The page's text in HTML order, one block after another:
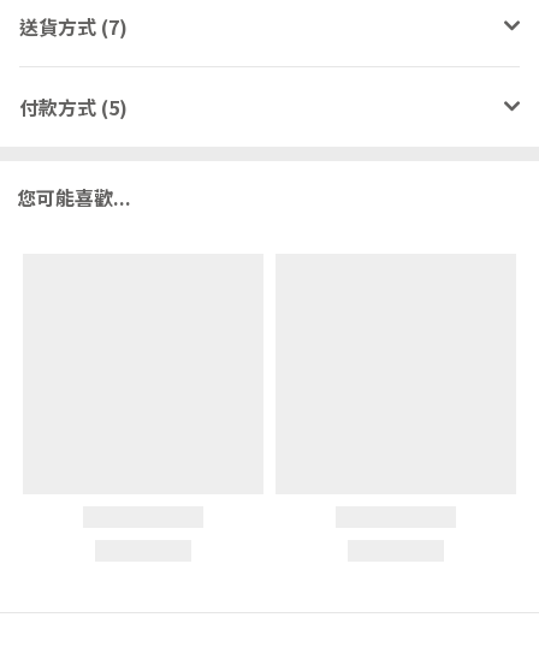
送貨方式 (7)
付款方式 (5)
您可能喜歡...